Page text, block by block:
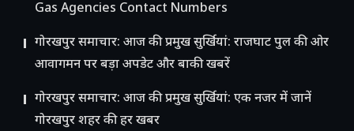
Gas Agencies Contact Numbers
गोरखपुर समाचार: आज की प्रमुख सुर्खियां: राजघाट पुल की ओर
आवागमन पर बड़ा अपडेट और बाकी खबरें
गोरखपुर समाचार: आज की प्रमुख सुर्खियां: एक नजर में जानें
गोरखपुर शहर की हर खबर